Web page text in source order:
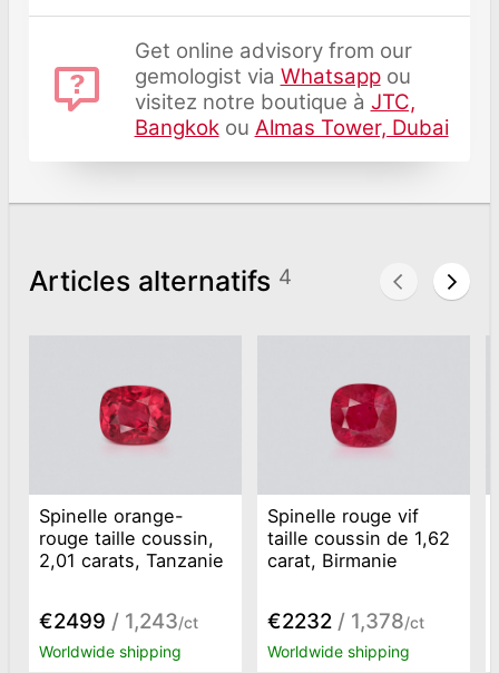
Get online advisory from our
gemologist via Whatsappou
visitez notre boutique à JTC,
Bangkokou Almas Tower, Dubai
Articles alternatifs 4
Spinelle orange-
rouge taille coussin,
2,01 carats, Tanzanie
€2499 / 1,243/ct
Worldwide shipping
Spinelle rouge vif
taille coussin de 1,62
carat, Birmanie
€2232 / 1,378/ct
Worldwide shipping